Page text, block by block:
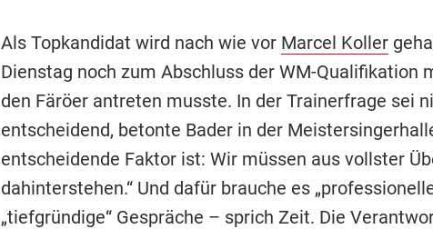
Als Topkandidat wird nach wie vor Marcel Koller
Dienstag noch zum Abschluss der WM-Qualifikation
den Färöer antreten musste. In der Trainerfrage sei
entscheidend, betonte Bader in der
entscheidende Faktor ist: Wir müssen aus vollster
dahinterstehen.“ Und dafür brauche es
„tiefgründige“ Gespräche – sprich Zeit. Die